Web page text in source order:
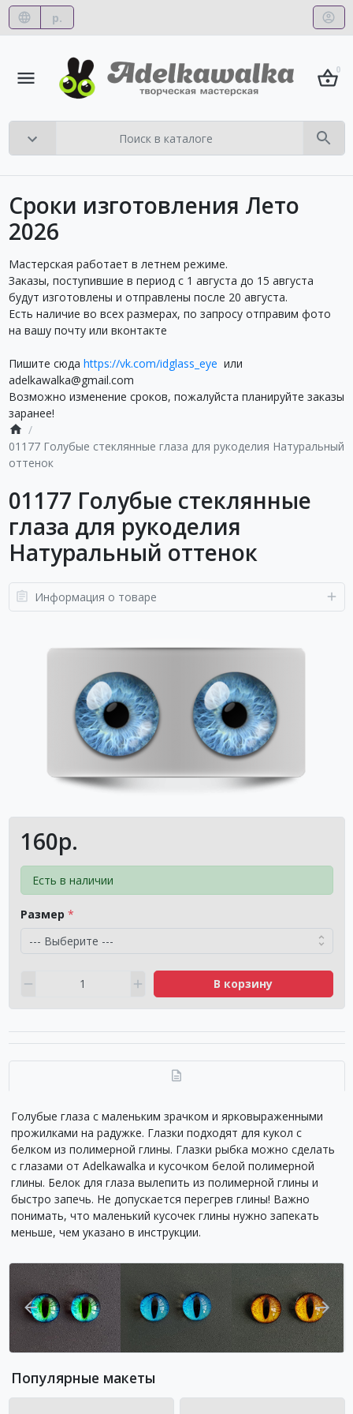
р.
0
Сроки изготовления Лето
2026
Мастерская работает в летнем режиме.
Заказы, поступившие в период с 1 августа до 15 августа
будут изготовлены и отправлены после 20 августа.
Есть наличие во всех размерах, по запросу отправим фото
на вашу почту или вконтакте
Пишите сюда https://vk.com/idglass_eye или
adelkawalka@gmail.com
Возможно изменение сроков, пожалуйста планируйте заказы
заранее!
01177 Голубые стеклянные глаза для рукоделия Натуральный
оттенок
01177 Голубые стеклянные
глаза для рукоделия
Натуральный оттенок
Информация о товаре
160р.
Есть в наличии
Размер
В корзину
Голубые глаза с маленьким зрачком и ярковыраженными
прожилками на радужке. Глазки подходят для кукол с
белком из полимерной глины. Глазки рыбка можно сделать
с глазами от Adelkawalka и кусочком белой полимерной
глины. Белок для глаза вылепить из полимерной глины и
быстро запечь. Не допускается перегрев глины! Важно
понимать, что маленький кусочек глины нужно запекать
меньше, чем указано в инструкции.
Популярные макеты